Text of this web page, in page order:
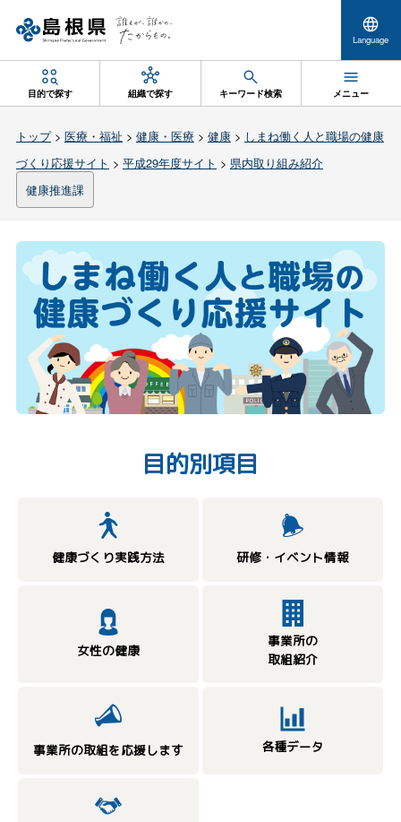
Language
目的で探す 組織で探す キーワード検索 メニュー
トップ> 医療・福祉 > 健康・医療 > 健康> しまね働く人と職場の健康
づくり応援サイト > 平成29年度サイト > 県内取り組み紹介
健康推進課
目的別項目
健康づくり実践方法 研修・イベント情報
女性の健康
事業所の
取組紹介
事業所の取組を応援します 各種データ